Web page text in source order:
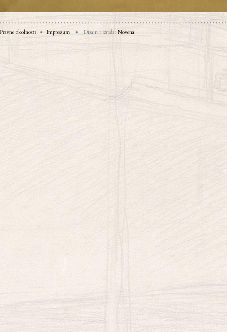
Pravne okolnosti Impressum Dizajn i izrada: Novena